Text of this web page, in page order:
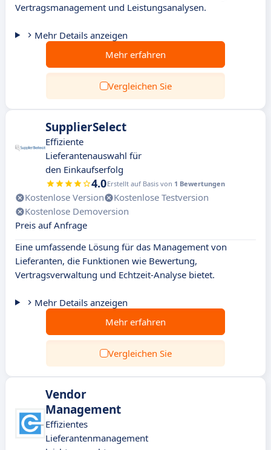
Vertragsmanagement und Leistungsanalysen.
Mehr Details anzeigen
Mehr erfahren
Vergleichen Sie
SupplierSelect
Effiziente
Lieferantenauswahl für
den Einkaufserfolg
4.0Erstellt auf Basis von 1 Bewertungen
Kostenlose Version
Kostenlose Testversion
Kostenlose Demoversion
Preis auf Anfrage
Eine umfassende Lösung für das Management von
Lieferanten, die Funktionen wie Bewertung,
Vertragsverwaltung und Echtzeit-Analyse bietet.
Mehr Details anzeigen
Mehr erfahren
Vergleichen Sie
Vendor
Management
Effizientes
Lieferantenmanagement